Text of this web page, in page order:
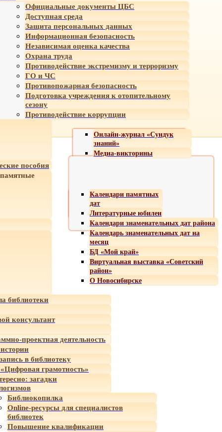
Официальные документы ЦБС
Доступная среда
Защита персональных данных
Информационная безопасность
Независимая оценка качества
Охрана труда
Противодействие экстремизму и терроризму
ГО и ЧС
Противопожарная безопасность
Подготовка учреждения к отопительному
сезону
Противодействие коррупции
Онлайн-журнал «Сундук
знаний»
Медиа-викторины
пособия
Календари памятных
дат
Литературные юбилеи
Календари знаменательных дат района
Календарь знаменательных дат на
месяц
БД «Мой край»
Виртуальная выставка «Советский
район»
О Новосибирске
библиотеки
консультант
проектная деятельность
в библиотеку
грамотность»
загадки
Библиокопилка
Online-ресурсы для специалистов
библиотек
Повышение квалификации